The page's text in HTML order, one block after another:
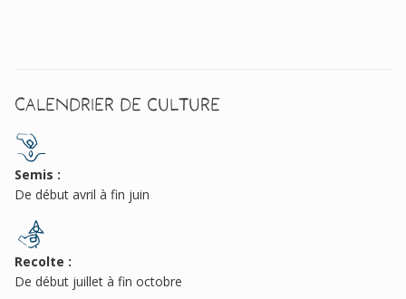
Calendrier de culture
Semis :
De début avril à fin juin
Recolte :
De début juillet à fin octobre